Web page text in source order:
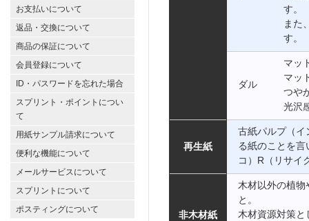
お支払いについて
返品・交換について
商品の保証について
会員登録について
ID・パスワードを忘れた場合
スプリント・ポイントについ
て
用紙サンプル請求について
便利な機能について
メールサービスについて
スプリントについて
ポスティングについて
す。
また
す。
ダル
マッ
マッ
つや
光沢
再生紙
古紙パルプ（イ
る紙のことを
コ）R（リサイ
非木材紙
木材以外の植
と。
木材資源対策